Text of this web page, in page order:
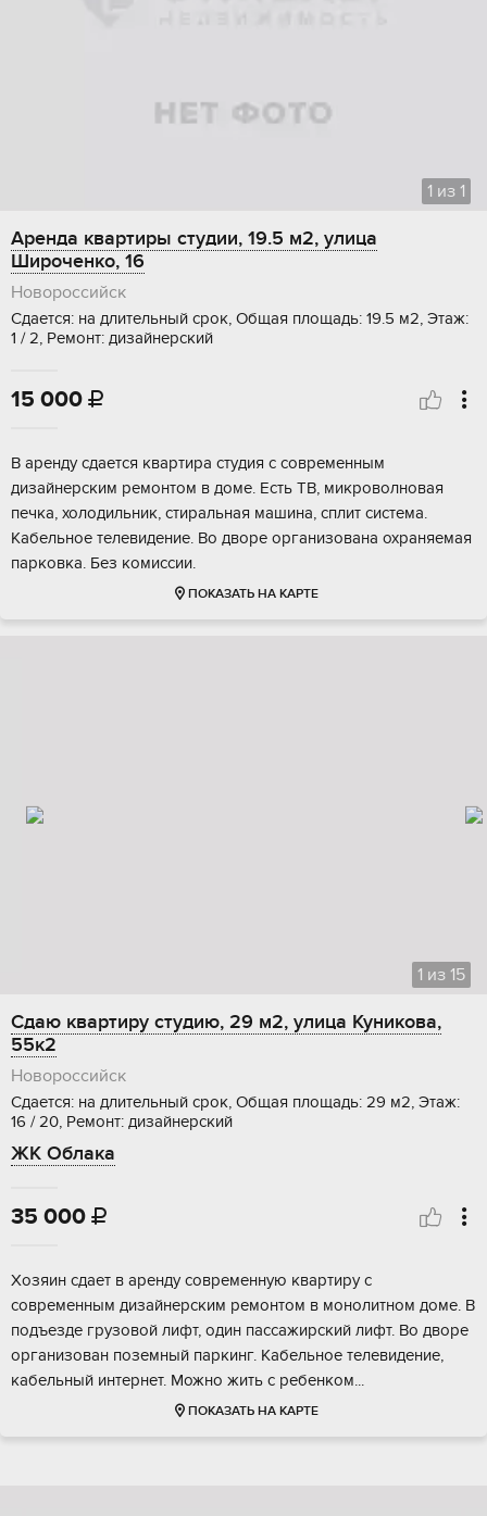
1 из 1
Аренда квартиры студии, 19.5 м2, улица
Широченко, 16
Новороссийск
Сдается: на длительный срок, Общая площадь: 19.5 м2, Этаж:
1 / 2, Ремонт: дизайнерский
15 000 
В аренду сдается квартира студия с современным
дизайнерским ремонтом в доме. Есть ТВ, микроволновая
печка, холодильник, стиральная машина, сплит система.
Кабельное телевидение. Во дворе организована охраняемая
парковка. Без комиссии.
ПОКАЗАТЬ НА КАРТЕ
1 из 15
Сдаю квартиру студию, 29 м2, улица Куникова,
55к2
Новороссийск
Сдается: на длительный срок, Общая площадь: 29 м2, Этаж:
16 / 20, Ремонт: дизайнерский
ЖК Облака
35 000 
Хозяин сдает в аренду современную квартиру с
современным дизайнерским ремонтом в монолитном доме. В
подъезде грузовой лифт, один пассажирский лифт. Во дворе
организован поземный паркинг. Кабельное телевидение,
кабельный интернет. Можно жить с ребенком...
ПОКАЗАТЬ НА КАРТЕ